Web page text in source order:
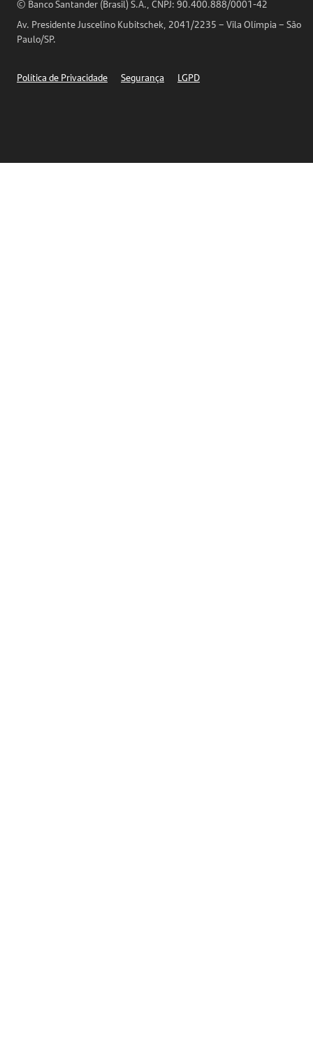
Telefones
© Banco Santander (Brasil) S.A., CNPJ: 90.400.888/0001-42
Av. Presidente Juscelino Kubitschek, 2041/2235 – Vila Olímpia – São
Paulo/SP.
Política de Privacidade Segurança LGPD